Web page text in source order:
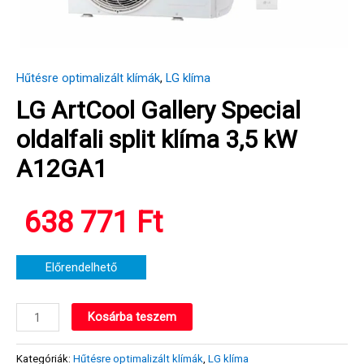
Hűtésre optimalizált klímák, LG klíma
LG ArtCool Gallery Special
oldalfali split klíma 3,5 kW
A12GA1
638 771 Ft
Előrendelhető
ArtCool
Gallery
Kosárba teszem
Kategóriák: Hűtésre optimalizált klímák, LG klíma